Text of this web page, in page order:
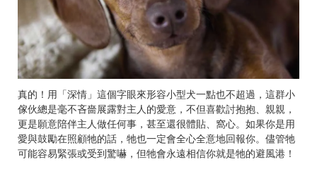
真的！用「深情」這個字眼來形容小型犬一點也不超過，這群小
傢伙總是毫不吝嗇展露對主人的愛意，不但喜歡討抱抱、親親，
更是願意陪伴主人做任何事，甚至還很體貼、窩心。如果你是用
愛與鼓勵在照顧牠的話，牠也一定會全心全意地回報你。儘管牠
可能容易緊張或受到驚嚇，但牠會永遠相信你就是牠的避風港！